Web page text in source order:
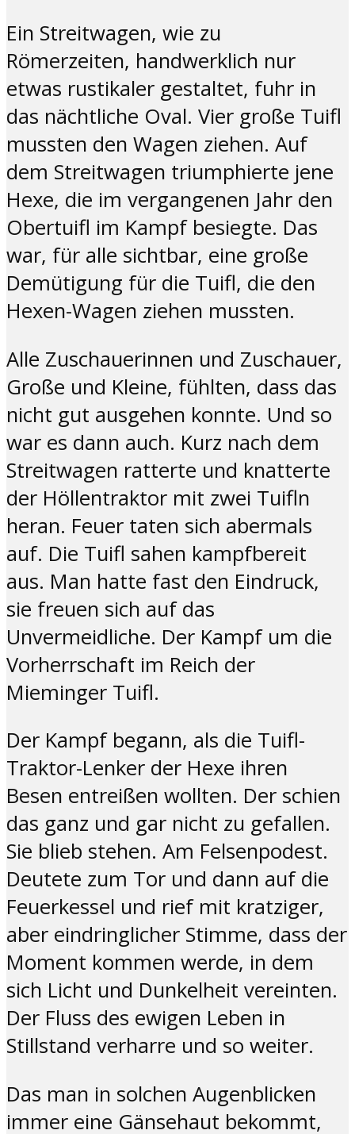
Ein Streitwagen, wie zu
Römerzeiten, handwerklich nur
etwas rustikaler gestaltet, fuhr in
das nächtliche Oval. Vier große Tuifl
mussten den Wagen ziehen. Auf
dem Streitwagen triumphierte jene
Hexe, die im vergangenen Jahr den
Obertuifl im Kampf besiegte. Das
war, für alle sichtbar, eine große
Demütigung für die Tuifl, die den
Hexen-Wagen ziehen mussten.
Alle Zuschauerinnen und Zuschauer,
Große und Kleine, fühlten, dass das
nicht gut ausgehen konnte. Und so
war es dann auch. Kurz nach dem
Streitwagen ratterte und knatterte
der Höllentraktor mit zwei Tuifln
heran. Feuer taten sich abermals
auf. Die Tuifl sahen kampfbereit
aus. Man hatte fast den Eindruck,
sie freuen sich auf das
Unvermeidliche. Der Kampf um die
Vorherrschaft im Reich der
Mieminger Tuifl.
Der Kampf begann, als die Tuifl-
Traktor-Lenker der Hexe ihren
Besen entreißen wollten. Der schien
das ganz und gar nicht zu gefallen.
Sie blieb stehen. Am Felsenpodest.
Deutete zum Tor und dann auf die
Feuerkessel und rief mit kratziger,
aber eindringlicher Stimme, dass der
Moment kommen werde, in dem
sich Licht und Dunkelheit vereinten.
Der Fluss des ewigen Leben in
Stillstand verharre und so weiter.
Das man in solchen Augenblicken
immer eine Gänsehaut bekommt,